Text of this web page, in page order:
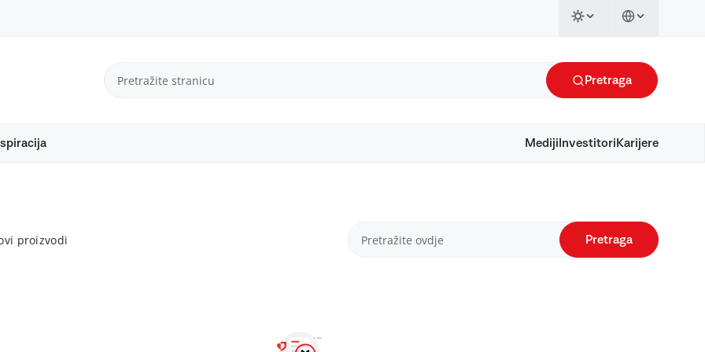
Pretraga
Mediji Investitori Karijere
proizvodi Pretraga